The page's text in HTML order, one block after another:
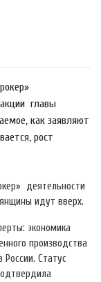
акции главы
как заявляют
рост
деятельности
идут вверх.
экономика
производства
России. Статус